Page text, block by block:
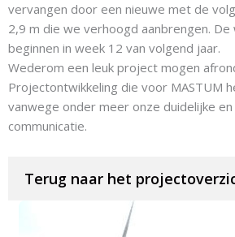
vervangen door een nieuwe met de
2,9 m die we verhoogd aanbrengen. De
beginnen in week 12 van volgend jaar.
Wederom een leuk project mogen
Projectontwikkeling die voor MASTUM
vanwege onder meer onze duidelijke
communicatie.
Terug naar het